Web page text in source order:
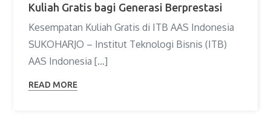
Kuliah Gratis bagi Generasi Berprestasi
Kesempatan Kuliah Gratis di ITB AAS Indonesia
SUKOHARJO – Institut Teknologi Bisnis (ITB)
AAS Indonesia […]
READ MORE